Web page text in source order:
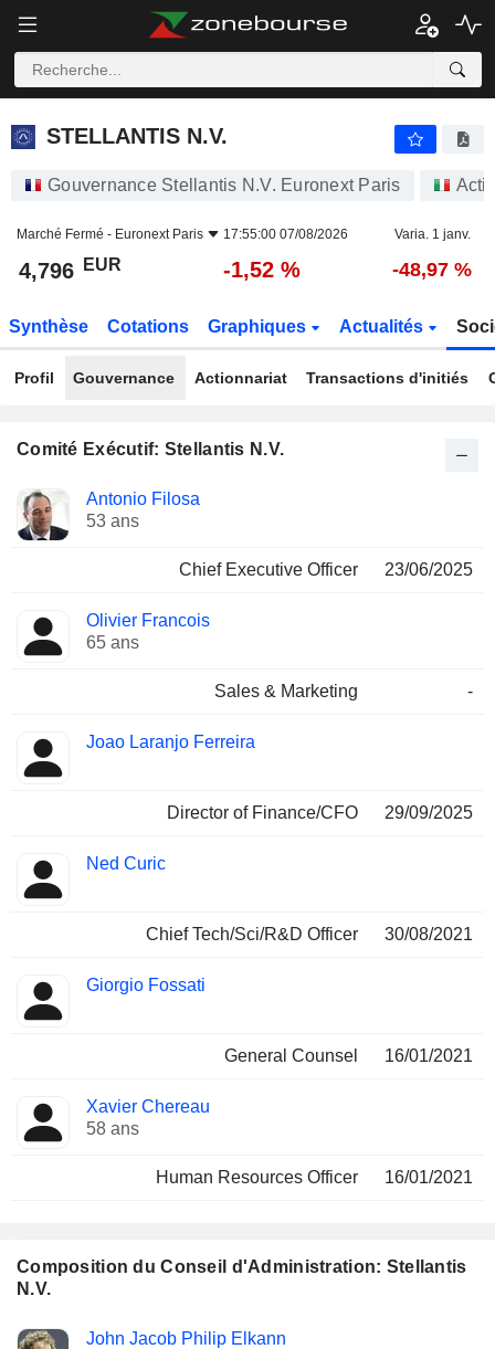
STELLANTIS N.V.
STELLANTIS N.V.
Gouvernance Stellantis N.V. Euronext Paris
Marché Fermé - Euronext Paris 17:55:00 07/08/2026 Varia. 1 janv.
4,796 EUR -1,52 % -48,97 %
Synthèse Cotations Graphiques Actualités
Profil Gouvernance Actionnariat Transactions d'initiés
Comité Exécutif: Stellantis N.V.
Dirigeant
Fonctions
occupées
Antonio Filosa
53 ans
Chief Executive Officer 23/06/2025
Olivier Francois
65 ans
Sales & Marketing -
Joao Laranjo Ferreira
Director of Finance/CFO 29/09/2025
Ned Curic
Chief Tech/Sci/R&D Officer 30/08/2021
Giorgio Fossati
General Counsel 16/01/2021
Xavier Chereau
58 ans
Human Resources Officer 16/01/2021
Composition du Conseil d'Administration: Stellantis
N.V.
Administrateur Comités
John Jacob Philip Elkann